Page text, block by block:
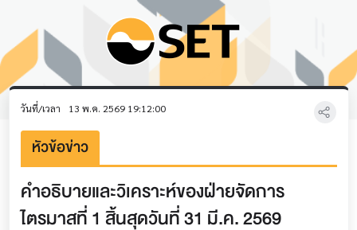
วันที่/เวลา 13 พ.ค. 2569 19:12:00
หัวข้อข่าว
คำอธิบายและวิเคราะห์ของฝ่ายจัดการ
ไตรมาสที่ 1 สิ้นสุดวันที่ 31 มี.ค. 2569